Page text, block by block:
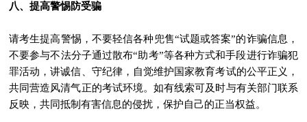
八、提高警惕防受骗
请考生提高警惕，不要轻信各种兜售“试题或答案”的诈骗信息，
不要参与不法分子通过散布“助考”等各种方式和手段进行诈骗犯
罪活动，讲诚信、守纪律，自觉维护国家教育考试的公平正义，
共同营造风清气正的考试环境。如有线索可及时与有关部门联系
反映，共同抵制有害信息的侵扰，保护自己的正当权益。